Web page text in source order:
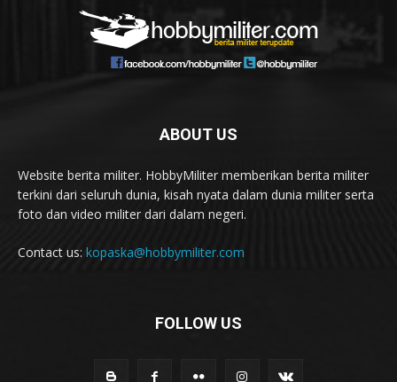
ABOUT US
Website berita militer. HobbyMiliter memberikan berita militer
terkini dari seluruh dunia, kisah nyata dalam dunia militer serta
foto dan video militer dari dalam negeri.
Contact us: kopaska@hobbymiliter.com
FOLLOW US